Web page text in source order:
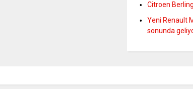
Citroen
Yeni Renault
sonunda